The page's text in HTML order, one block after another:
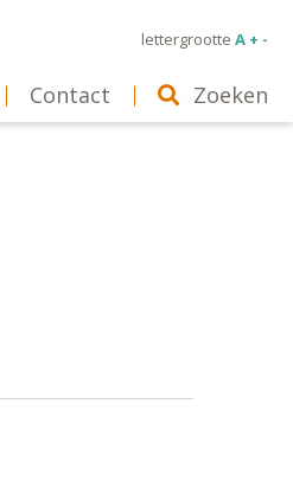
lettergrootte A + -
Contact Zoeken